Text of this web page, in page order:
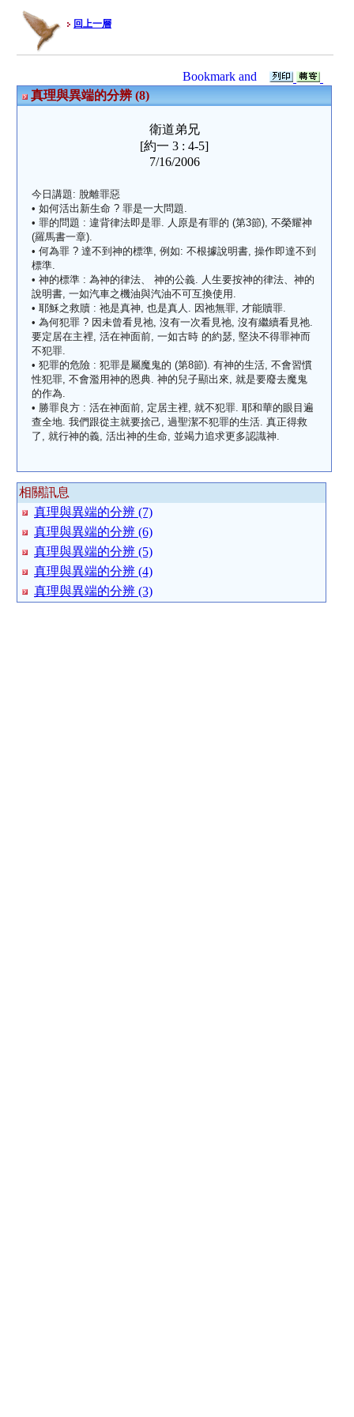
回上一層
真理與異端的分辨 (8)
衛道弟兄
[約一 3 : 4-5]
7/16/2006
今日講題: 脫離罪惡
• 如何活出新生命 ? 罪是一大問題.
• 罪的問題 : 違背律法即是罪. 人原是有罪的 (第3節), 不榮耀神
(羅馬書一章).
• 何為罪 ? 達不到神的標準, 例如: 不根據說明書, 操作即達不到
標準.
• 神的標準 : 為神的律法、 神的公義. 人生要按神的律法、神的
說明書, 一如汽車之機油與汽油不可互換使用.
• 耶穌之救贖 : 祂是真神, 也是真人. 因祂無罪, 才能贖罪.
• 為何犯罪 ? 因未曾看見祂, 沒有一次看見祂, 沒有繼續看見祂.
要定居在主裡, 活在神面前, 一如古時 的約瑟, 堅決不得罪神而
不犯罪.
• 犯罪的危險 : 犯罪是屬魔鬼的 (第8節). 有神的生活, 不會習慣
性犯罪, 不會濫用神的恩典. 神的兒子顯出來, 就是要廢去魔鬼
的作為.
• 勝罪良方 : 活在神面前, 定居主裡, 就不犯罪. 耶和華的眼目遍
查全地. 我們跟從主就要捨己, 過聖潔不犯罪的生活. 真正得救
了, 就行神的義, 活出神的生命, 並竭力追求更多認識神.
相關訊息
真理與異端的分辨 (7)
真理與異端的分辨 (6)
真理與異端的分辨 (5)
真理與異端的分辨 (4)
真理與異端的分辨 (3)